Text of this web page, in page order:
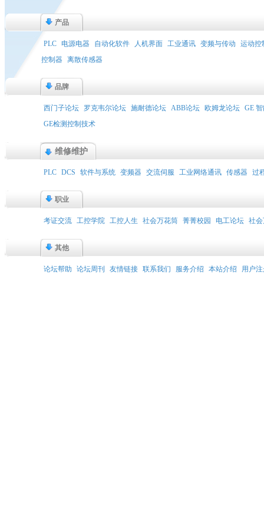
产品
PLC 电源电器 自动化软件 人机界面 工业通讯 变频与传动
运动控
控制器 离散传感器
品牌
西门子论坛 罗克韦尔论坛 施耐德论坛 ABB论坛 欧姆龙论坛 GE
GE检测控制技术
维修维护
PLC DCS 软件与系统 变频器 交流伺服 工业网络通讯 传感器 过
职业
考证交流 工控学院 工控人生 社会万花筒 菁菁校园 电工论坛 社
其他
论坛帮助 论坛周刊 友情链接 联系我们 服务介绍 本站介绍 用户